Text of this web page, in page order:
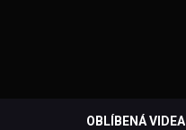
OBLÍBENÁ VIDEA